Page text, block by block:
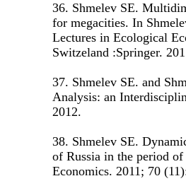
36. Shmelev SE.
for megacities. In
Lectures in Ecological
Switzeland :Springer.
37. Shmelev SE. and
Analysis: an
2012.
38. Shmelev SE.
of Russia in the period
Economics. 2011; 70